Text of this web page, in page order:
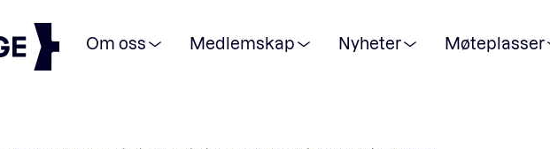
Om oss Medlemskap Nyheter Møteplasser